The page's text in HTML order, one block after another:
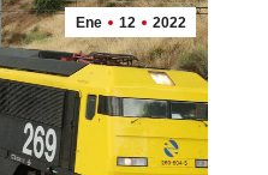
Ene 12 2022